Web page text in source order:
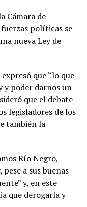
Cámara de
políticas se
nueva Ley de
que “lo que
y poder darnos un
que el debate
legisladores de los
también la
Río Negro,
a sus buenas
y, en este
que derogarla y